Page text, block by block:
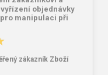
objednávky
manipulaci při
zákazník Zboží